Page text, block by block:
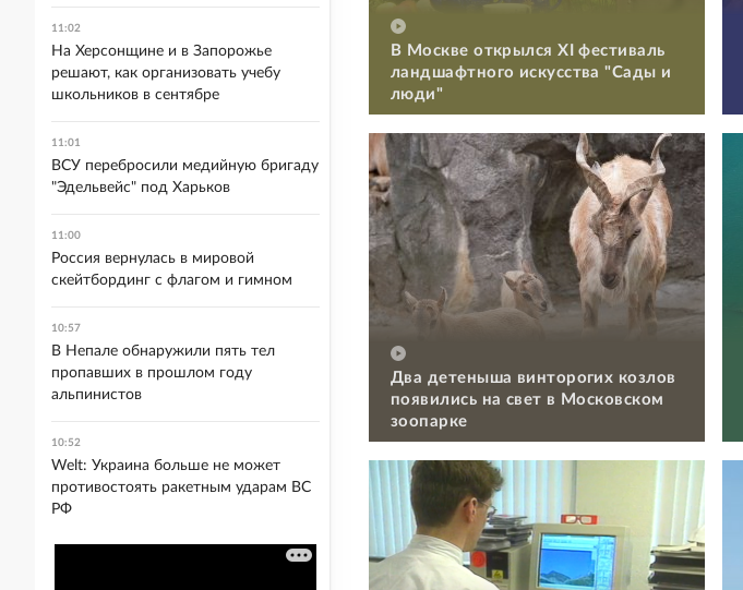
В Москве открылся XI фестиваль
ландшафтного искусства "Сады и
люди"
Два детеныша винторогих козлов
появились на свет в Московском
зоопарке
11:02
На Херсонщине и в Запорожье
решают, как организовать учебу
школьников в сентябре
11:01
ВСУ перебросили медийную бригаду
"Эдельвейс" под Харьков
11:00
Россия вернулась в мировой
скейтбординг с флагом и гимном
10:57
В Непале обнаружили пять тел
пропавших в прошлом году
альпинистов
10:52
Welt: Украина больше не может
противостоять ракетным ударам ВС
РФ